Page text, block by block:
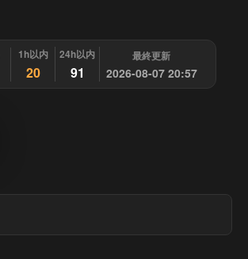
1h以内
20
24h以内
91
最終更新
2026-08-07 20:57